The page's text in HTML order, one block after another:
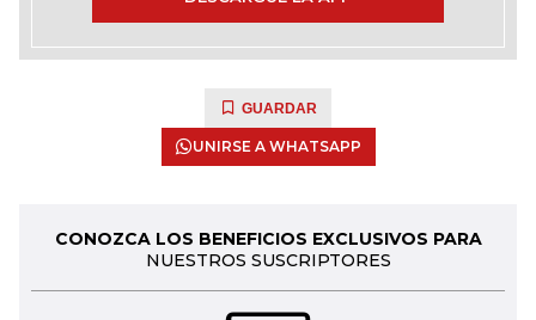
GUARDAR
UNIRSE A WHATSAPP
CONOZCA LOS BENEFICIOS EXCLUSIVOS PARA
NUESTROS SUSCRIPTORES